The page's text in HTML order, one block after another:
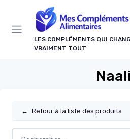
LES COMPLÉMENTS QUI
VRAIMENT TOUT
Naali
← Retour à la liste des produits
Panneau de gestion des cookies